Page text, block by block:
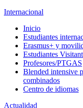
Internacional
Inicio
Estudiantes
Erasmus+ y
Estudiantes
Profesores/PTGAS
Blended intensive
combinados
Centro de idiomas
Actualidad